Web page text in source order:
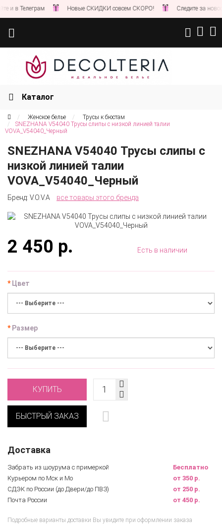
в Телеграм Новые СКИДКИ совсем СКОРО! Следите за
Каталог
Женское белье
Трусы к бюстам
SNEZHANA V54040 Трусы слипы с низкой линией талии
VOVA_V54040_Черный
SNEZHANA V54040 Трусы слипы с
низкой линией талии
VOVA_V54040_Черный
Бренд: V.O.V.A все товары этого бренда
2 450 р. Есть в наличии
Цвет
Размер
КУПИТЬ
БЫСТРЫЙ ЗАКАЗ
Доставка
Забрать из шоурума с примеркой
Бесплатно
Курьером по Мск и Мо
от 350 р.
СДЭК по России (до Двери/до ПВЗ)
от 250 р.
Почта России
от 450 р.
Подробные варианты доставки Вы увидите при оформлении заказа